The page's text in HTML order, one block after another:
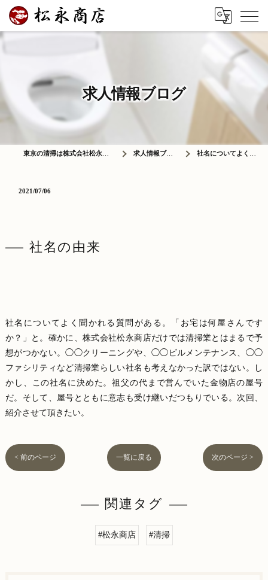
求人情報ブログ
求人情報ブログ 社名についてよく聞…
2021/07/06
社名の由来
社名についてよく聞かれる質問がある。「お宅は何屋さんです
か？」と。確かに、株式会社松永商店だけでは清掃業とはまるで予
想がつかない。◯◯クリーニングや、◯◯ビルメンテナンス、◯◯
ファシリティなど清掃業らしい社名も考えなかった訳ではない。し
かし、この社名に決めた。祖父の代まで営んでいた金物店の屋号
だ。そして、屋号とともに意志も受け継いだつもりでいる。次回、
紹介させて頂きたい。
< 前のページ 一覧に戻る 次のページ >
関連タグ
#松永商店 #清掃